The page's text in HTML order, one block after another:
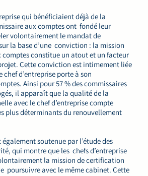
qui bénéficiaient déjà de la
aux comptes ont fondé leur
volontairement le mandat de
la base d’une conviction : la mission
comptes constitue un atout et un facteur
Cette conviction est intimement liée
d’entreprise porte à son
Ainsi pour 57 % des commissaires
il apparaît que la qualité de la
avec le chef d’entreprise compte
plus déterminants du renouvellement
soutenue par l’étude des
qui montre que les chefs d’entreprise
la mission de certification
poursuivre avec le même cabinet. Cette